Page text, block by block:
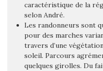
caractéristique de la
selon André.
Les randonneurs sont
pour des marches
travers d’une
soleil. Parcours
quelques girolles. Du